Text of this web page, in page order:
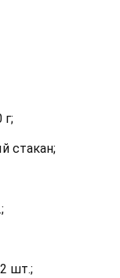
стакан;
шт.;